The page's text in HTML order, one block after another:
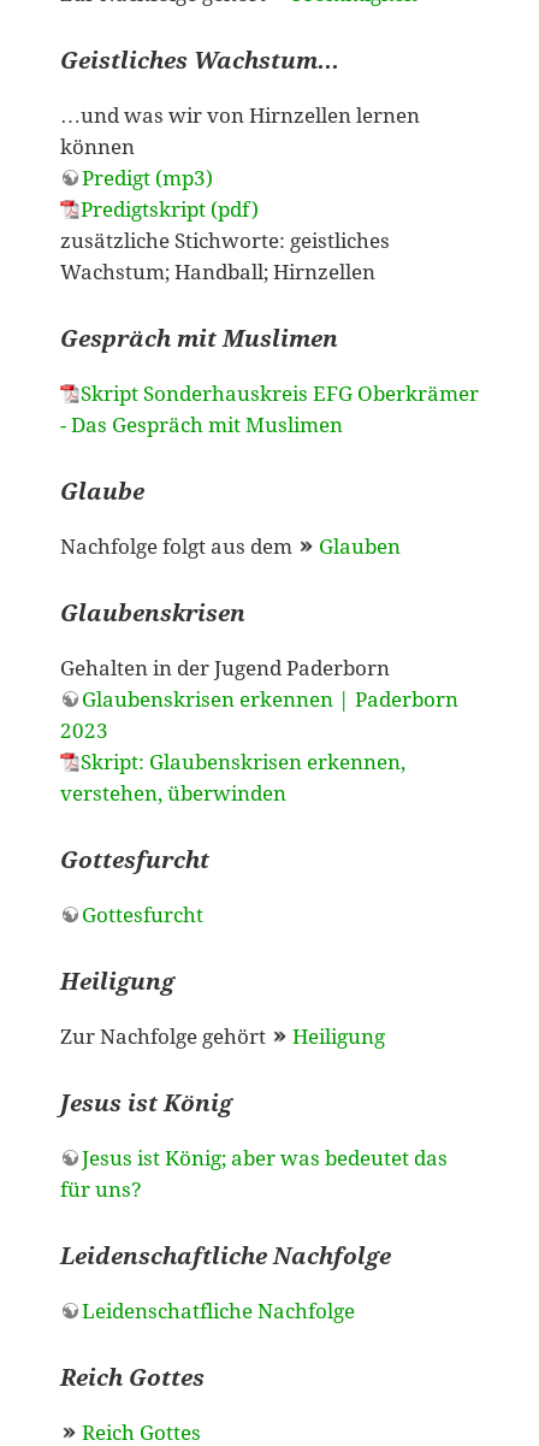
Geistliches Wachstum...
…und was wir von Hirnzellen lernen
können
Predigt (mp3)
Predigtskript (pdf)
zusätzliche Stichworte: geistliches
Wachstum; Handball; Hirnzellen
Gespräch mit Muslimen
Skript Sonderhauskreis EFG Oberkrämer
- Das Gespräch mit Muslimen
Glaube
Nachfolge folgt aus dem Glauben
Glaubenskrisen
Gehalten in der Jugend Paderborn
Glaubenskrisen erkennen | Paderborn
2023
Skript: Glaubenskrisen erkennen,
verstehen, überwinden
Gottesfurcht
Gottesfurcht
Heiligung
Zur Nachfolge gehört Heiligung
Jesus ist König
Jesus ist König; aber was bedeutet das
für uns?
Leidenschaftliche Nachfolge
Leidenschatfliche Nachfolge
Reich Gottes
Reich Gottes